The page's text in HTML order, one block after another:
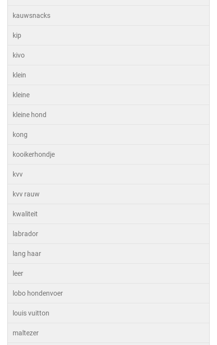
kauwsnacks
kip
kivo
klein
kleine
kleine hond
kong
kooikerhondje
kvv
kvv rauw
kwaliteit
labrador
lang haar
leer
lobo hondenvoer
louis vuitton
maltezer